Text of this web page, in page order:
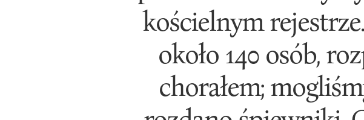
kościelnym
około 140 osób,
chorałem;